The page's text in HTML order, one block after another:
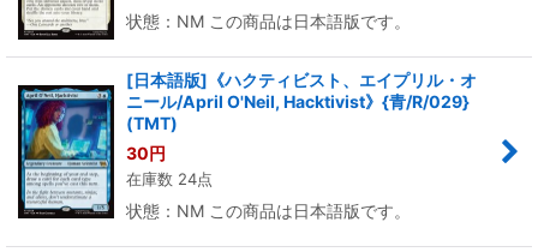
状態：NM この商品は日本語版です。
[日本語版]《ハクティビスト、エイプリル・オ
ニール/April O'Neil, Hacktivist》{青/R/029}
(TMT)
30円
在庫数 24点
状態：NM この商品は日本語版です。